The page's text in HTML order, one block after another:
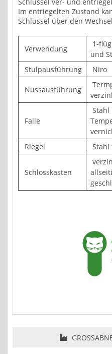
Im entriegelten Zustand
Schlüssel über den
Verwendung
1-
und
Stulpausführung
Niro
Nussausführung
Falle
Stahl
Riegel
Stahl
Schlosskasten